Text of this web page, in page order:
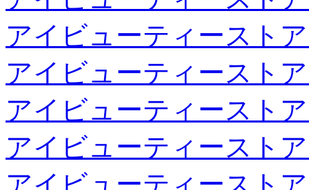
アイビューティースト
アイビューティースト
アイビューティースト
アイビューティースト